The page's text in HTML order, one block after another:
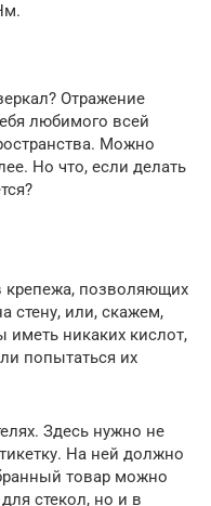
Отражение
любимого всей
Можно
Но что, если делать
крепежа, позволяющих
стену, или, скажем,
никаких кислот,
попытаться их
Здесь нужно не
На ней должно
товар можно
стекол, но и в